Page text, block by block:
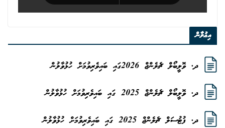
އިޢުލާން
ދ. ވޮލީބޯލް ޗެލެންޖް 2026ގައި ބައިވެރިވުމަށް ހުޅުވާލުން
ދ. ވޮލީބޯލް ޗެލެންޖް 2025 ގައި ބައިވެރިވުމަށް ހުޅުވާލުން
ދ. ފުޓުސަލް ޗެލެންޖް 2025 ގައި ބައިވެރިވުމަށް ހުޅުވާލުން